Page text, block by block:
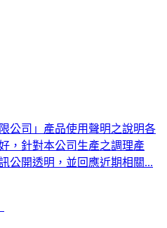
公司」產品使用聲明之說明各
，針對本公司生產之調理產
公開透明，並回應近期相關...